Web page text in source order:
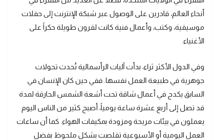
أنحاء العالم، قادرين على الوصول عبر شبكة الإنترنت إلى حفلات
موسيقية، وكتب، وأعمال فنية كانت لقرون طويلة حكراً على
الأغنياء.
وفي الدول الأكثر ثراء، بدأت آليات الرأسمالية تُحدث تحولات
جوهرية في طبيعة العمل نفسها. ففي حين كان الإنسان في
السابق يكدح في أعمال شاقة تحت أشعة الشمس الحارقة لمدة
قد تصل إلى أربع عشرة ساعة يومياً، أصبح كثير من الناس اليوم
يعملون في بيئات مريحة ومزودة بمكيفات الهواء. كما أن ساعات
العمل اليومية أو الأسبوعية تقلصت بشكل ملحوظ بفضل